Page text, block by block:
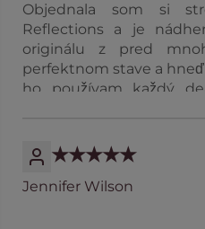
Objednala som si
Reflections a je
originálu z pred
perfektnom stave a
ho používam každý
Jennifer Wilson